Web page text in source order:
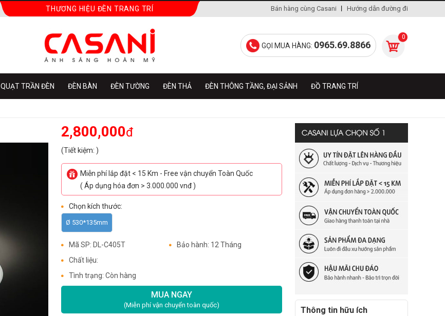
THƯƠNG HIỆU ĐÈN TRANG TRÍ Hướng dẫn đường đi
Bán hàng cùng Casani
0
GỌI MUA HÀNG: 0965.69.8866
QUẠT TRẦN ĐÈN ĐÈN BÀN ĐÈN TƯỜNG ĐÈN THẢ ĐÈN THÔNG TẦNG, ĐẠI SẢNH ĐỒ TRANG TRÍ
2,800,000đ
(Tiết kiệm: )
Miễn phí lắp đặt < 15 Km - Free vận chuyển Toàn Quốc
( Áp dụng hóa đơn > 3.000.000 vnđ )
Chọn kích thước:
Ø 530*135mm
Mã SP: DL-C405T
Bảo hành: 12 Tháng
Chất liệu:
Tình trạng: Còn hàng
MUA NGAY
(Miễn phí vận chuyển toàn quốc)
Thông tin hữu ích